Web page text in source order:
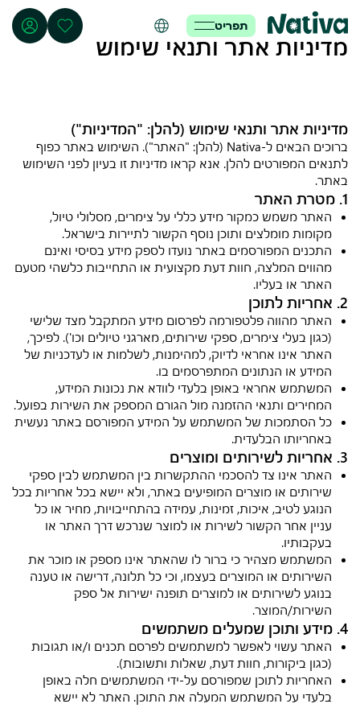
תפריט
מדיניות אתר ותנאי שימוש
מדיניות אתר ותנאי שימוש (להלן: "המדיניות")
ברוכים הבאים ל-Nativa (להלן: "האתר"). השימוש באתר כפוף
לתנאים המפורטים להלן. אנא קראו מדיניות זו בעיון לפני השימוש
באתר.
1. מטרת האתר
האתר משמש כמקור מידע כללי על צימרים, מסלולי טיול,
מקומות מומלצים ותוכן נוסף הקשור לתיירות בישראל.
התכנים המפורסמים באתר נועדו לספק מידע בסיסי ואינם
מהווים המלצה, חוות דעת מקצועית או התחייבות כלשהי מטעם
האתר או בעליו.
2. אחריות לתוכן
האתר מהווה פלטפורמה לפרסום מידע המתקבל מצד שלישי
(כגון בעלי צימרים, ספקי שירותים, מארגני טיולים וכו'). לפיכך,
האתר אינו אחראי לדיוק, למהימנות, לשלמות או לעדכניות של
המידע או הנתונים המתפרסמים בו.
המשתמש אחראי באופן בלעדי לוודא את נכונות המידע,
המחירים ותנאי ההזמנה מול הגורם המספק את השירות בפועל.
כל הסתמכות של המשתמש על המידע המפורסם באתר נעשית
באחריותו הבלעדית.
3. אחריות לשירותים ומוצרים
האתר אינו צד להסכמי ההתקשרות בין המשתמש לבין ספקי
שירותים או מוצרים המופיעים באתר, ולא יישא בכל אחריות בכל
הנוגע לטיב, איכות, זמינות, עמידה בהתחייבויות, מחיר או כל
עניין אחר הקשור לשירות או למוצר שנרכש דרך האתר או
בעקבותיו.
המשתמש מצהיר כי ברור לו שהאתר אינו מספק או מוכר את
השירותים או המוצרים בעצמו, וכי כל תלונה, דרישה או טענה
בנוגע לשירותים או למוצרים תופנה ישירות אל ספק
השירות/המוצר.
4. מידע ותוכן שמעלים משתמשים
האתר עשוי לאפשר למשתמשים לפרסם תכנים ו/או תגובות
(כגון ביקורות, חוות דעת, שאלות ותשובות).
האחריות לתוכן שמפורסם על-ידי המשתמשים חלה באופן
בלעדי על המשתמש המעלה את התוכן. האתר לא יישא